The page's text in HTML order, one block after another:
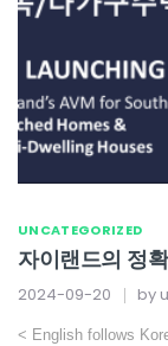
UNCATEGORIZED
자이랜드의 정
2024-09-20 by
< English follows